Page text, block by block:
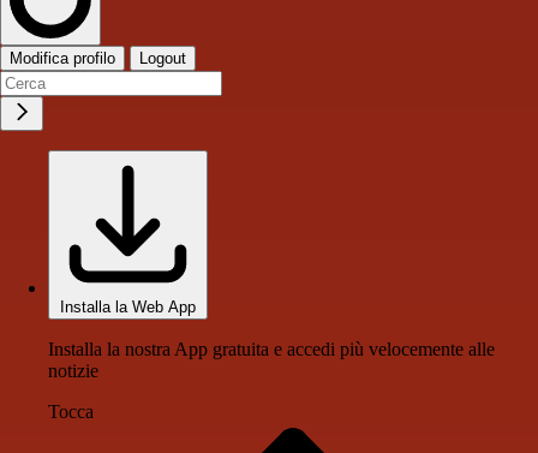
Modifica profilo Logout
Installa la Web App
Installa la nostra App gratuita e accedi più velocemente alle
notizie
Tocca